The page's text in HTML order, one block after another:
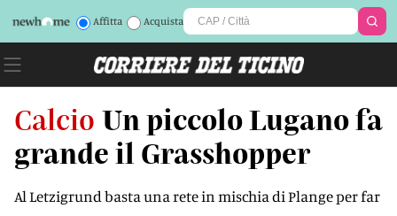
Affitta Acquista
Calcio Un piccolo Lugano fa
grande il Grasshopper
Al Letzigrund basta una rete in mischia di Plange per far